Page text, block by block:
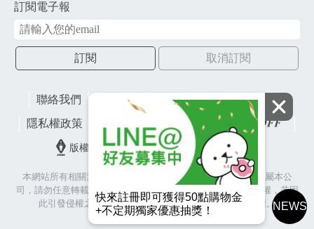
NEWS
快來註冊即可獲得50點購物金
+不定期獨家優惠抽獎！
訂閱電子報
訂閱 取消訂閱
聯絡我們 網站地圖
財團法人有容教育基金會
隱私權政策
lifefactory
版權所有© 2026 皇冠金屬工業股份有限公司
本網站所有相關素材(含照片、圖片、影音、文字等)著作權皆屬本公
司，請勿任意轉載作為商業使用，並籲請尊重各代言人之肖像權，若因
此引發侵權之爭議與訴訟，本公司將保留相關法律追訴權。